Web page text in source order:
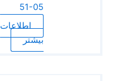
51-05
اطلاعات
بیشتر